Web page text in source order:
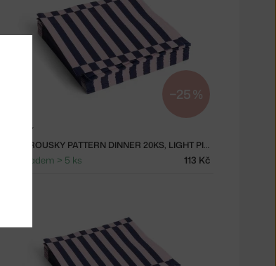
−25 %
UBROUSKY PATTERN DINNER 20KS, LIGHT PINK AND DARK BLUE PILLAR STRIPE
HAY
Skladem > 5 ks 113 Kč